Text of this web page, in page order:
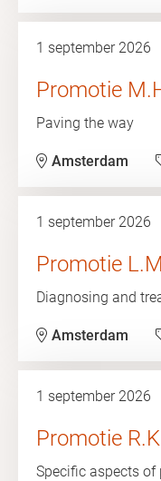
1 september 2026
Promotie
Paving the way
Amsterdam
1 september 2026
Promotie
Diagnosing and
Amsterdam
1 september 2026
Promotie
Specific aspects of